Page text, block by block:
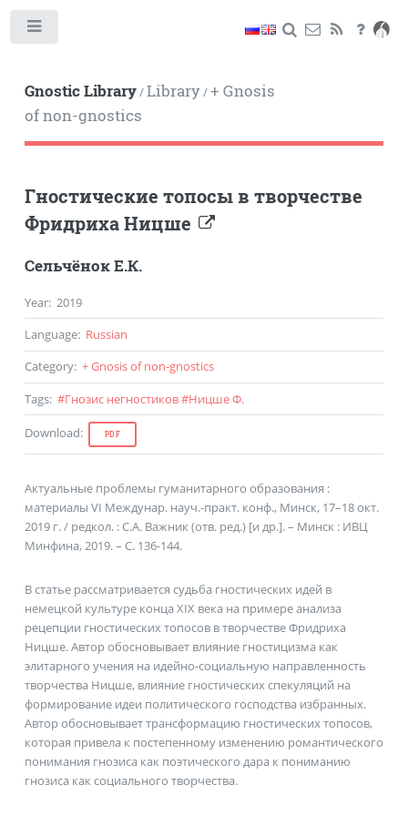
Gnostic Library/Library/+ Gnosis
of non-gnostics
Гностические топосы в творчестве
Фридриха Ницше
Сельчёнок Е.К.
Year: 2019
Language: Russian
Category: + Gnosis of non-gnostics
Tags: #Гнозис негностиков#Ницше Ф.
Download: PDF
Актуальные проблемы гуманитарного образования :
материалы VI Междунар. науч.-практ. конф., Минск, 17–18 окт.
2019 г. / редкол. : С.А. Важник (отв. ред.) [и др.]. – Минск : ИВЦ
Минфина, 2019. – С. 136-144.
В статье рассматривается судьба гностических идей в
немецкой культуре конца XIX века на примере анализа
рецепции гностических топосов в творчестве Фридриха
Ницше. Автор обосновывает влияние гностицизма как
элитарного учения на идейно-социальную направленность
творчества Ницше, влияние гностических спекуляций на
формирование идеи политического господства избранных.
Автор обосновывает трансформацию гностических топосов,
которая привела к постепенному изменению романтического
понимания гнозиса как поэтического дара к пониманию
гнозиса как социального творчества.